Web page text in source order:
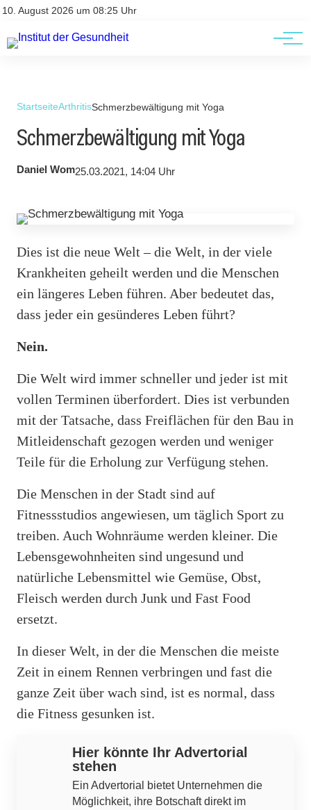
10. August 2026 um 08:25 Uhr
Kontakt
Kontakt
AGBs
StartseiteArthritisSchmerzbewältigung mit Yoga
Schmerzbewältigung mit Yoga
Daniel Wom25.03.2021, 14:04 Uhr
Dies ist die neue Welt – die Welt, in der viele
Krankheiten geheilt werden und die Menschen
ein längeres Leben führen. Aber bedeutet das,
dass jeder ein gesünderes Leben führt?
Nein.
Die Welt wird immer schneller und jeder ist mit
vollen Terminen überfordert. Dies ist verbunden
mit der Tatsache, dass Freiflächen für den Bau in
Mitleidenschaft gezogen werden und weniger
Teile für die Erholung zur Verfügung stehen.
Die Menschen in der Stadt sind auf
Fitnessstudios angewiesen, um täglich Sport zu
treiben. Auch Wohnräume werden kleiner. Die
Lebensgewohnheiten sind ungesund und
natürliche Lebensmittel wie Gemüse, Obst,
Fleisch werden durch Junk und Fast Food
ersetzt.
In dieser Welt, in der die Menschen die meiste
Zeit in einem Rennen verbringen und fast die
ganze Zeit über wach sind, ist es normal, dass
die Fitness gesunken ist.
Hier könnte Ihr Advertorial
stehen
Ein Advertorial bietet Unternehmen die
Möglichkeit, ihre Botschaft direkt im